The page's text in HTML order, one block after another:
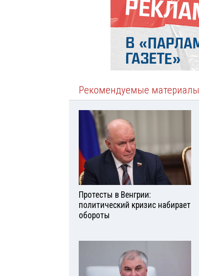
Рекомендуемые материалы
Протесты в Венгрии:
политический кризис набирает
обороты